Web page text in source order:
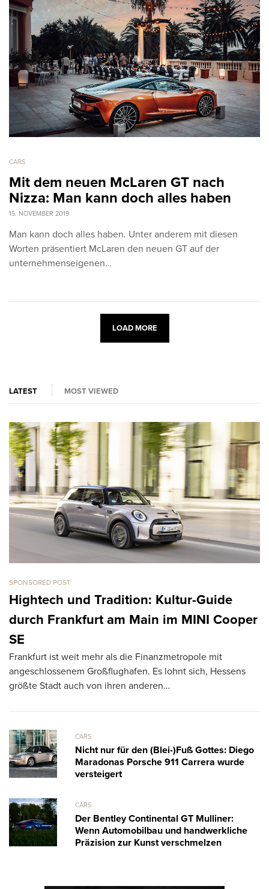
CARS
Mit dem neuen McLaren GT nach
Nizza: Man kann doch alles haben
15. NOVEMBER 2019
Man kann doch alles haben. Unter anderem mit diesen
Worten präsentiert McLaren den neuen GT auf der
unternehmenseigenen…
LOAD MORE
LATEST MOST VIEWED
SPONSORED POST
Hightech und Tradition: Kultur-Guide
durch Frankfurt am Main im MINI Cooper
SE
Frankfurt ist weit mehr als die Finanzmetropole mit
angeschlossenem Großflughafen. Es lohnt sich, Hessens
größte Stadt auch von ihren anderen…
CARS
Nicht nur für den (Blei-)Fuß Gottes: Diego
Maradonas Porsche 911 Carrera wurde
versteigert
CARS
Der Bentley Continental GT Mulliner:
Wenn Automobilbau und handwerkliche
Präzision zur Kunst verschmelzen